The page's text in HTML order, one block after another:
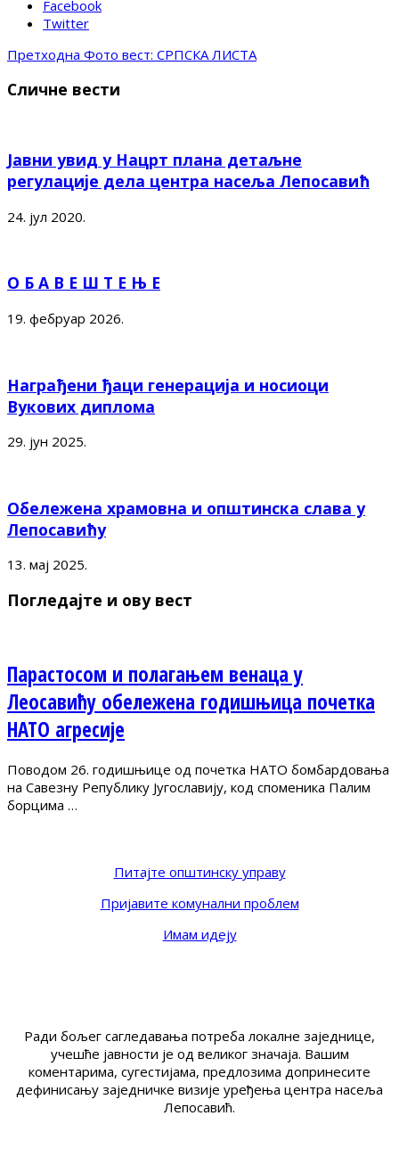
Facebook
Twitter
Претходна Фото вест: СРПСКА ЛИСТА
Сличне вести
Јавни увид у Нацрт плана детаљне
регулације дела центра насеља Лепосавић
24. јул 2020.
О Б А В Е Ш Т Е Њ Е
19. фебруар 2026.
Награђени ђаци генерација и носиоци
Вукових диплома
29. јун 2025.
Обележена храмовна и општинска слава у
Лепосавићу
13. мај 2025.
Погледајте и ову вест
Парастосом и полагањем венаца у
Леосавићу обележена годишњица почетка
НАТО агресије
Поводом 26. годишњице од почетка НАТО бомбардовања
на Савезну Републику Југославију, код споменика Палим
борцима …
Питајте општинску управу
Пријавите комунални проблем
Имам идеју
Ради бољег сагледавања потреба локалне заједнице,
учешће јавности је од великог значаја. Вашим
коментарима, сугестијама, предлозима допринесите
дефинисању заједничке визије уређења центра насеља
Лепосавић.